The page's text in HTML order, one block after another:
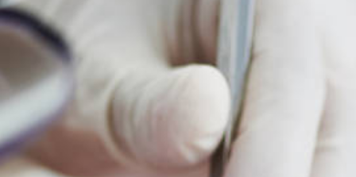
rezeption@zahnarzt-heilbronn-
biberach.de
Sprechstunden: